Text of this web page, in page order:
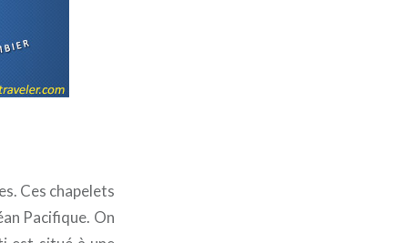
Ces chapelets
Pacifique. On